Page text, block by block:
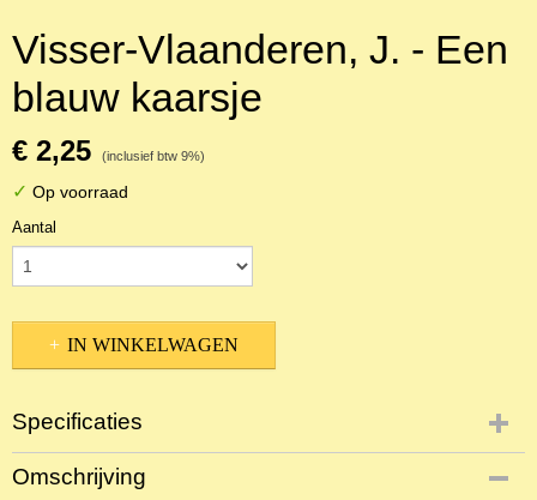
Visser-Vlaanderen, J. - Een
blauw kaarsje
€ 2,25 (inclusief btw 9%)
✓ Op voorraad
Aantal
IN WINKELWAGEN
Specificaties
Productcode
2BKJ-12233
Omschrijving